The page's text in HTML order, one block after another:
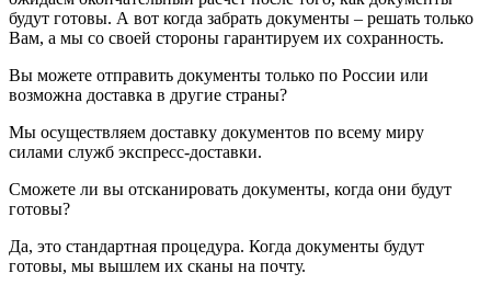
будут готовы. А вот когда забрать документы – решать только
Вам, а мы со своей стороны гарантируем их сохранность.
Вы можете отправить документы только по России или
возможна доставка в другие страны?
Мы осуществляем доставку документов по всему миру
силами служб экспресс-доставки.
Сможете ли вы отсканировать документы, когда они будут
готовы?
Да, это стандартная процедура. Когда документы будут
готовы, мы вышлем их сканы на почту.